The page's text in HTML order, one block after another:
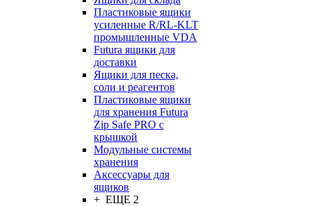
Пластиковые ящики
усиленные R/RL-KLT
промышленные VDA
Futura ящики для
доставки
Ящики для песка,
соли и реагентов
Пластиковые ящики
для хранения Futura
Zip Safe PRO с
крышкой
Модульные системы
хранения
Аксессуары для
ящиков
+ ЕЩЕ 2